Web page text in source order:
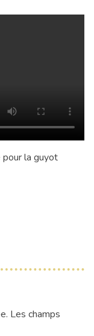
pour la guyot
Les champs